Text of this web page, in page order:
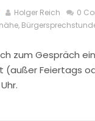
Holger Reich 0
,
zum Gespräch
(außer Feiertags